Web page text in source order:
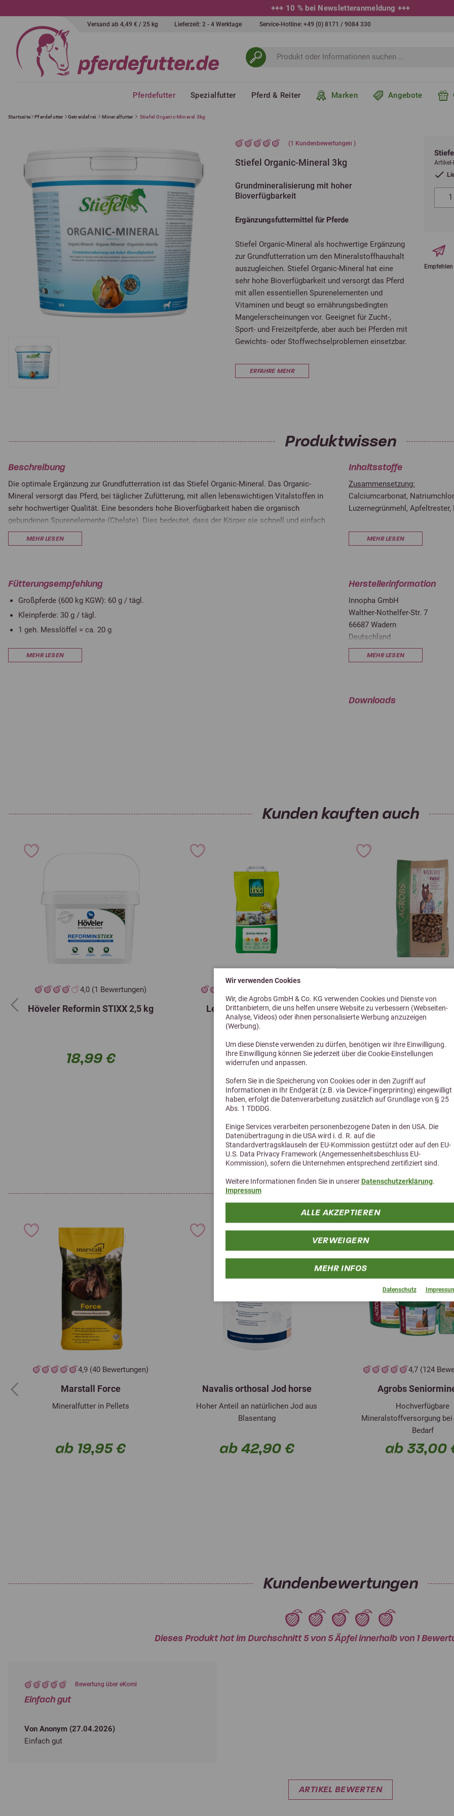
Wir verwenden Cookies
Wir, die Agrobs GmbH & Co. KG verwenden Cookies und Dienste von
Drittanbietern, die uns helfen unsere Website zu verbessern (Webseiten-
Analyse, Videos) oder ihnen personalisierte Werbung anzuzeigen
(Werbung).
Um diese Dienste verwenden zu dürfen, benötigen wir Ihre Einwilligung.
Ihre Einwilligung können Sie jederzeit über die Cookie-Einstellungen
widerrufen und anpassen.
Sofern Sie in die Speicherung von Cookies oder in den Zugriff auf
Informationen in Ihr Endgerät (z.B. via Device-Fingerprinting) eingewilligt
haben, erfolgt die Datenverarbeitung zusätzlich auf Grundlage von § 25
Abs. 1 TDDDG.
Einige Services verarbeiten personenbezogene Daten in den USA. Die
Datenübertragung in die USA wird i. d. R. auf die
Standardvertragsklauseln der EU-Kommission gestützt oder auf den EU-
U.S. Data Privacy Framework (Angemessenheitsbeschluss EU-
Kommission), sofern die Unternehmen entsprechend zertifiziert sind.
Weitere Informationen finden Sie in unserer Datenschutzerklärung.
Impressum
ALLE AKZEPTIEREN
VERWEIGERN
MEHR INFOS
Datenschutz
+++ 10 % bei Newsletteranmeldung +++
Versand ab 4,49 € / 25 kg Lieferzeit: 2 - 4 Werktage Service-Hotline: +49 (0) 8171 / 9084 330
Pferdefutter Spezialfutter Pferd & Reiter Marken Angebote
Startseite Pferdefutter Getreidefrei Mineralfutter Stiefel Organic-Mineral 3kg
(1 Kundenbewertungen )
Stiefel Organic-Mineral 3kg
Grundmineralisierung mit hoher
Bioverfügbarkeit
Ergänzungsfuttermittel für Pferde
Stiefel Organic-Mineral als hochwertige Ergänzung
zur Grundfutterration um den Mineralstoffhaushalt
auszugleichen. Stiefel Organic-Mineral hat eine
sehr hohe Bioverfügbarkeit und versorgt das Pferd
mit allen essentiellen Spurenelementen und
Vitaminen und beugt so ernährungsbedingten
Mangelerscheinungen vor. Geeignet für Zucht-,
Sport- und Freizeitpferde, aber auch bei Pferden mit
Gewichts- oder Stoffwechselproblemen einsetzbar.
ERFAHRE MEHR
Empfehlen
Produktwissen
Beschreibung
Die optimale Ergänzung zur Grundfutterration ist das Stiefel Organic-Mineral. Das Organic-
Mineral versorgt das Pferd, bei täglicher Zufütterung, mit allen lebenswichtigen Vitalstoffen in
sehr hochwertiger Qualität. Eine besonders hohe Bioverfügbarkeit haben die organisch
gebundenen Spurenelemente (Chelate). Dies bedeutet, dass der Körper sie schnell und einfach
verwerten kann, ohne sie vorher umwandeln zu müssen. Die Vitalstoffe können dadurch direkt in
den Blutkreislauf eindringen und die Leber wird nicht zusätzlich belastet. Um auch Pferde mit
Mangelerscheinungen vor und ist für alle Pferdetypen im Sport-, Freizeit- und Zuchtbereich
MEHR LESEN
Fütterungsempfehlung
Großpferde (600 kg KGW): 60 g / tägl.
Kleinpferde: 30 g / tägl.
1 geh. Messlöffel = ca. 20 g
Dieses Futtermittel darf wegen des gegenüber Alleinfuttermitteln höheren Gehalte an Vitaminen
MEHR LESEN
Inhaltsstoffe
Zusammensetzung:
Calciumcarbonat,
Luzernegrünmehl,
Analytische Bestandteile:
Rohprotein
Rohöle und -fette
Rohasche
Calcium
Ernährungsphysiologische
Vitamin D3 (E671)
Vitamin B12
Vitamin K3 (3a710)
Folsäure (3a316)
Cholinchlorid (3a890)
Stand 07/2026
MEHR LESEN
Herstellerinformation
Innopha GmbH
Walther-Nothelfer-Str. 7
66687 Wadern
Deutschland
office@stiefel.store
MEHR LESEN
Downloads
Kunden kauften auch
4,0 (1 Bewertungen)
Höveler Reformin STIXX 2,5 kg
18,99 €
Lexa Amino-Mineral 9kg
37,60 €
Agrobs Wölbchen
Nachfüllpack
10,50 €
Previous
4,9 (40 Bewertungen)
Marstall Force
Mineralfutter in Pellets
ab 19,95 €
Navalis orthosal Jod horse
Hoher Anteil an natürlichen Jod aus
Blasentang
ab 42,90 €
4,7 (124
Agrobs
Hochverfügbare
Mineralstoffversorgung
Bedarf
ab 33,00
Previous
Kundenbewertungen
Dieses Produkt hat im Durchschnitt 5 von 5 Äpfel innerhalb von 1
Bewertung über eKomi
Einfach gut
Von Anonym (27.04.2026)
Einfach gut
ARTIKEL BEWERTEN